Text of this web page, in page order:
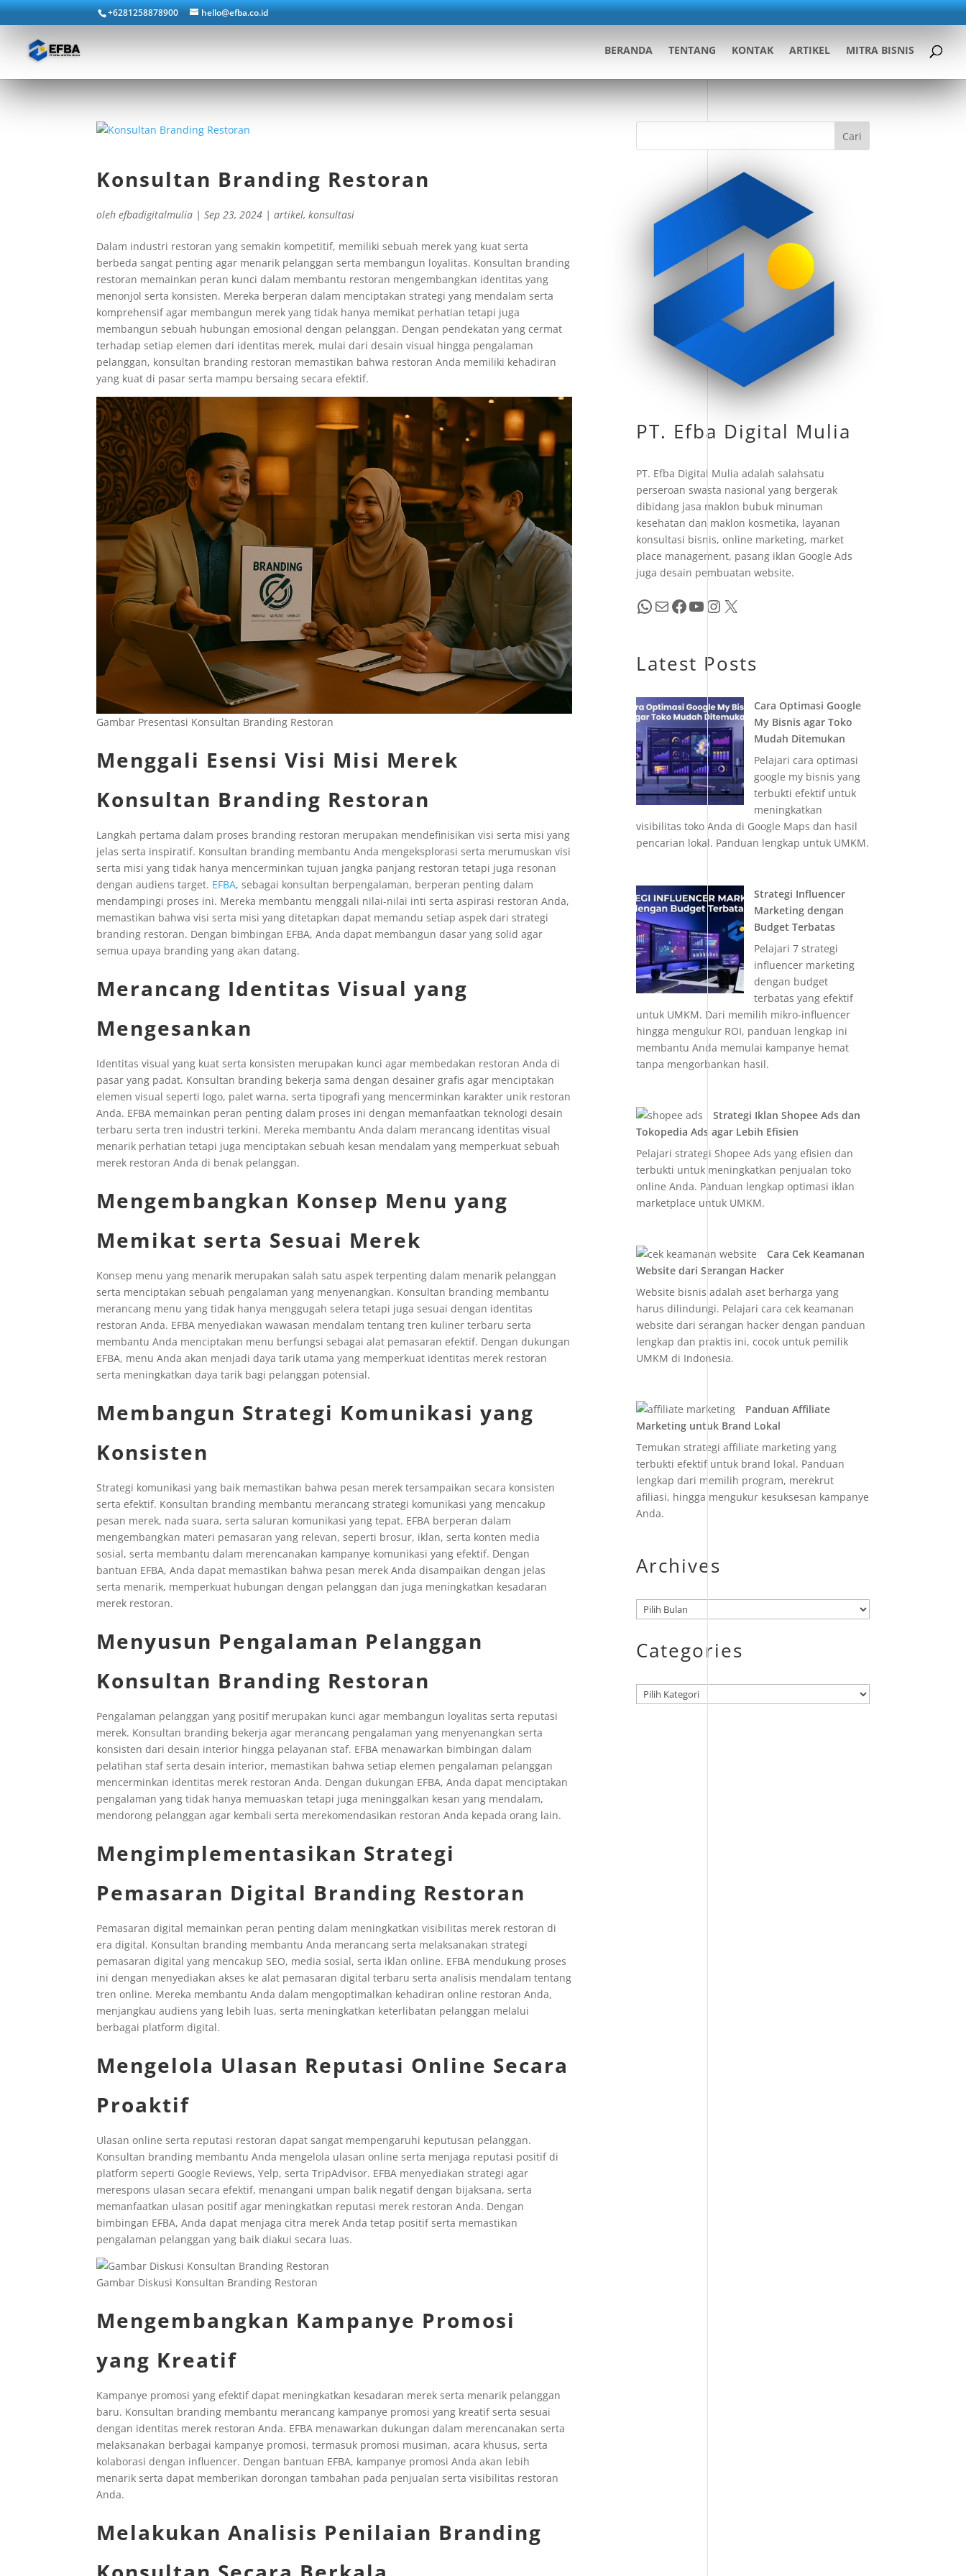
+6281258878900 hello@efba.co.id
BERANDA TENTANG KONTAK ARTIKEL MITRA BISNIS
Konsultan Branding Restoran
olehefbadigitalmulia |Sep 23, 2024 |artikel,konsultasi
Dalam industri restoran yang semakin kompetitif, memiliki sebuah merek yang kuat serta
berbeda sangat penting agar menarik pelanggan serta membangun loyalitas. Konsultan branding
restoran memainkan peran kunci dalam membantu restoran mengembangkan identitas yang
menonjol serta konsisten. Mereka berperan dalam menciptakan strategi yang mendalam serta
komprehensif agar membangun merek yang tidak hanya memikat perhatian tetapi juga
membangun sebuah hubungan emosional dengan pelanggan. Dengan pendekatan yang cermat
terhadap setiap elemen dari identitas merek, mulai dari desain visual hingga pengalaman
pelanggan, konsultan branding restoran memastikan bahwa restoran Anda memiliki kehadiran
yang kuat di pasar serta mampu bersaing secara efektif.
Gambar Presentasi Konsultan Branding Restoran
Menggali Esensi Visi Misi Merek
Konsultan Branding Restoran
Langkah pertama dalam proses branding restoran merupakan mendefinisikan visi serta misi yang
jelas serta inspiratif. Konsultan branding membantu Anda mengeksplorasi serta merumuskan visi
serta misi yang tidak hanya mencerminkan tujuan jangka panjang restoran tetapi juga resonan
dengan audiens target. EFBA, sebagai konsultan berpengalaman, berperan penting dalam
mendampingi proses ini. Mereka membantu menggali nilai-nilai inti serta aspirasi restoran Anda,
memastikan bahwa visi serta misi yang ditetapkan dapat memandu setiap aspek dari strategi
branding restoran. Dengan bimbingan EFBA, Anda dapat membangun dasar yang solid agar
semua upaya branding yang akan datang.
Merancang Identitas Visual yang
Mengesankan
Identitas visual yang kuat serta konsisten merupakan kunci agar membedakan restoran Anda di
pasar yang padat. Konsultan branding bekerja sama dengan desainer grafis agar menciptakan
elemen visual seperti logo, palet warna, serta tipografi yang mencerminkan karakter unik restoran
Anda. EFBA memainkan peran penting dalam proses ini dengan memanfaatkan teknologi desain
terbaru serta tren industri terkini. Mereka membantu Anda dalam merancang identitas visual
menarik perhatian tetapi juga menciptakan sebuah kesan mendalam yang memperkuat sebuah
merek restoran Anda di benak pelanggan.
Mengembangkan Konsep Menu yang
Memikat serta Sesuai Merek
Konsep menu yang menarik merupakan salah satu aspek terpenting dalam menarik pelanggan
serta menciptakan sebuah pengalaman yang menyenangkan. Konsultan branding membantu
merancang menu yang tidak hanya menggugah selera tetapi juga sesuai dengan identitas
restoran Anda. EFBA menyediakan wawasan mendalam tentang tren kuliner terbaru serta
membantu Anda menciptakan menu berfungsi sebagai alat pemasaran efektif. Dengan dukungan
EFBA, menu Anda akan menjadi daya tarik utama yang memperkuat identitas merek restoran
serta meningkatkan daya tarik bagi pelanggan potensial.
Membangun Strategi Komunikasi yang
Konsisten
Strategi komunikasi yang baik memastikan bahwa pesan merek tersampaikan secara konsisten
serta efektif. Konsultan branding membantu merancang strategi komunikasi yang mencakup
pesan merek, nada suara, serta saluran komunikasi yang tepat. EFBA berperan dalam
mengembangkan materi pemasaran yang relevan, seperti brosur, iklan, serta konten media
sosial, serta membantu dalam merencanakan kampanye komunikasi yang efektif. Dengan
bantuan EFBA, Anda dapat memastikan bahwa pesan merek Anda disampaikan dengan jelas
serta menarik, memperkuat hubungan dengan pelanggan dan juga meningkatkan kesadaran
merek restoran.
Menyusun Pengalaman Pelanggan
Konsultan Branding Restoran
Pengalaman pelanggan yang positif merupakan kunci agar membangun loyalitas serta reputasi
merek. Konsultan branding bekerja agar merancang pengalaman yang menyenangkan serta
konsisten dari desain interior hingga pelayanan staf. EFBA menawarkan bimbingan dalam
pelatihan staf serta desain interior, memastikan bahwa setiap elemen pengalaman pelanggan
mencerminkan identitas merek restoran Anda. Dengan dukungan EFBA, Anda dapat menciptakan
pengalaman yang tidak hanya memuaskan tetapi juga meninggalkan kesan yang mendalam,
mendorong pelanggan agar kembali serta merekomendasikan restoran Anda kepada orang lain.
Mengimplementasikan Strategi
Pemasaran Digital Branding Restoran
Pemasaran digital memainkan peran penting dalam meningkatkan visibilitas merek restoran di
era digital. Konsultan branding membantu Anda merancang serta melaksanakan strategi
pemasaran digital yang mencakup SEO, media sosial, serta iklan online. EFBA mendukung proses
ini dengan menyediakan akses ke alat pemasaran digital terbaru serta analisis mendalam tentang
tren online. Mereka membantu Anda dalam mengoptimalkan kehadiran online restoran Anda,
menjangkau audiens yang lebih luas, serta meningkatkan keterlibatan pelanggan melalui
berbagai platform digital.
Mengelola Ulasan Reputasi Online Secara
Proaktif
Ulasan online serta reputasi restoran dapat sangat mempengaruhi keputusan pelanggan.
Konsultan branding membantu Anda mengelola ulasan online serta menjaga reputasi positif di
platform seperti Google Reviews, Yelp, serta TripAdvisor. EFBA menyediakan strategi agar
merespons ulasan secara efektif, menangani umpan balik negatif dengan bijaksana, serta
memanfaatkan ulasan positif agar meningkatkan reputasi merek restoran Anda. Dengan
bimbingan EFBA, Anda dapat menjaga citra merek Anda tetap positif serta memastikan
pengalaman pelanggan yang baik diakui secara luas.
Gambar Diskusi Konsultan Branding Restoran
Mengembangkan Kampanye Promosi
yang Kreatif
Kampanye promosi yang efektif dapat meningkatkan kesadaran merek serta menarik pelanggan
baru. Konsultan branding membantu merancang kampanye promosi yang kreatif serta sesuai
dengan identitas merek restoran Anda. EFBA menawarkan dukungan dalam merencanakan serta
melaksanakan berbagai kampanye promosi, termasuk promosi musiman, acara khusus, serta
kolaborasi dengan influencer. Dengan bantuan EFBA, kampanye promosi Anda akan lebih
menarik serta dapat memberikan dorongan tambahan pada penjualan serta visibilitas restoran
Anda.
Melakukan Analisis Penilaian Branding
Cari
PT. Efba Digital Mulia
PT. Efba Digital Mulia adalah salahsatu
perseroan swasta nasional yang bergerak
dibidang jasa maklon bubuk minuman
kesehatan dan maklon kosmetika, layanan
konsultasi bisnis, online marketing, market
place management, pasang iklan Google Ads
juga desain pembuatan website.
WhatsApp Mail Facebook YouTube InstagramX
Latest Posts
Cara Optimasi Google
My Bisnis agar Toko
Mudah Ditemukan
Pelajari cara optimasi
google my bisnis yang
terbukti efektif untuk
meningkatkan
visibilitas toko Anda di Google Maps dan hasil
pencarian lokal. Panduan lengkap untuk UMKM.
Strategi Influencer
Marketing dengan
Budget Terbatas
Pelajari 7 strategi
influencer marketing
dengan budget
terbatas yang efektif
untuk UMKM. Dari memilih mikro-influencer
hingga mengukur ROI, panduan lengkap ini
membantu Anda memulai kampanye hemat
tanpa mengorbankan hasil.
Strategi Iklan Shopee Ads dan
Tokopedia Ads agar Lebih Efisien
Pelajari strategi Shopee Ads yang efisien dan
terbukti untuk meningkatkan penjualan toko
online Anda. Panduan lengkap optimasi iklan
marketplace untuk UMKM.
Cara Cek Keamanan
Website dari Serangan Hacker
Website bisnis adalah aset berharga yang
harus dilindungi. Pelajari cara cek keamanan
website dari serangan hacker dengan panduan
lengkap dan praktis ini, cocok untuk pemilik
UMKM di Indonesia.
Panduan Affiliate
Marketing untuk Brand Lokal
Temukan strategi affiliate marketing yang
terbukti efektif untuk brand lokal. Panduan
lengkap dari memilih program, merekrut
afiliasi, hingga mengukur kesuksesan kampanye
Anda.
Archives
Arsip
Categories
Kategori